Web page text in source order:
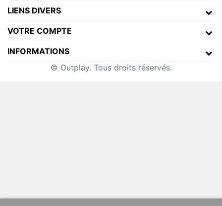
LIENS DIVERS
VOTRE COMPTE
INFORMATIONS
© Outplay. Tous droits réservés.